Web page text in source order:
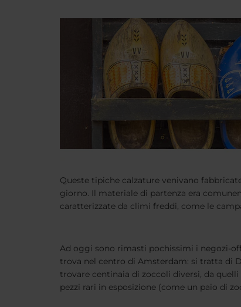
Queste tipiche calzature venivano
giorno. Il materiale di partenza era
caratterizzate da climi freddi, come le
Ad oggi sono rimasti pochissimi i negozi-
trova nel centro di Amsterdam: si tratta di
trovare centinaia di zoccoli diversi, da
pezzi rari in esposizione (come un paio di